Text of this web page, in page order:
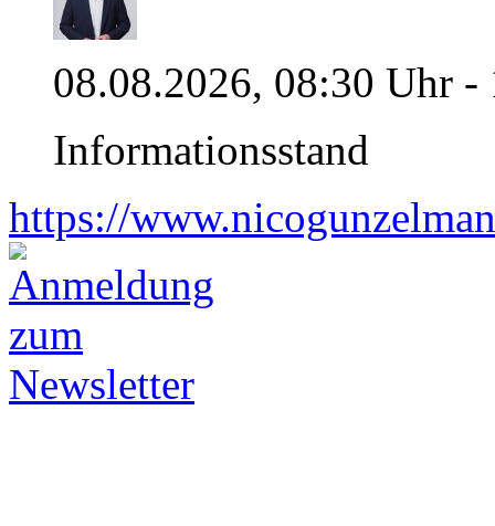
08.08.2026, 08:30 Uhr -
Informationsstand
https://